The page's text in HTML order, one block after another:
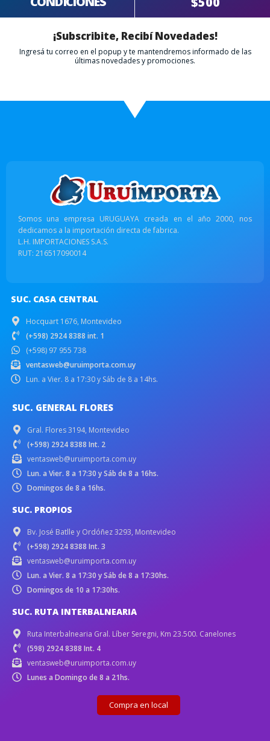
¡Subscribite, Recibí Novedades!
Ingresá tu correo en el popup y te mantendremos informado de las
últimas novedades y promociones.
Somos una empresa URUGUAYA creada en el año 2000, nos
dedicamos a la importación directa de fabrica.
L.H. IMPORTACIONES S.A.S.
RUT: 216517090014
SUC. CASA CENTRAL
Hocquart 1676, Montevideo
(+598) 2924 8388 int. 1
(+598) 97 955 738
ventasweb@uruimporta.com.uy
Lun. a Vier. 8 a 17:30 y Sáb de 8 a 14hs.
SUC. GENERAL FLORES
Gral. Flores 3194, Montevideo
(+598) 2924 8388 Int. 2
ventasweb@uruimporta.com.uy
Lun. a Vier. 8 a 17:30 y Sáb de 8 a 16hs.
Domingos de 8 a 16hs.
SUC. PROPIOS
Bv. José Batlle y Ordóñez 3293, Montevideo
(+598) 2924 8388 Int. 3
ventasweb@uruimporta.com.uy
Lun. a Vier. 8 a 17:30 y Sáb de 8 a 17:30hs.
Domingos de 10 a 17:30hs.
SUC. RUTA INTERBALNEARIA
Ruta Interbalnearia Gral. Líber Seregni, Km 23.500. Canelones
(598) 2924 8388 Int. 4
ventasweb@uruimporta.com.uy
Lunes a Domingo de 8 a 21hs.
Compra en local